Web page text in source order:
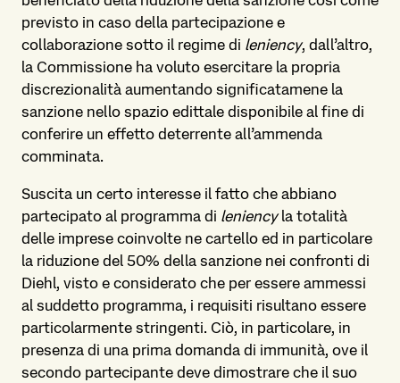
previsto in caso della partecipazione e
collaborazione sotto il regime di leniency, dall’altro,
la Commissione ha voluto esercitare la propria
discrezionalità aumentando significatamene la
sanzione nello spazio edittale disponibile al fine di
conferire un effetto deterrente all’ammenda
comminata.
Suscita un certo interesse il fatto che abbiano
partecipato al programma di leniencyla totalità
delle imprese coinvolte ne cartello ed in particolare
la riduzione del 50% della sanzione nei confronti di
Diehl, visto e considerato che per essere ammessi
al suddetto programma, i requisiti risultano essere
particolarmente stringenti. Ciò, in particolare, in
presenza di una prima domanda di immunità, ove il
secondo partecipante deve dimostrare che il suo